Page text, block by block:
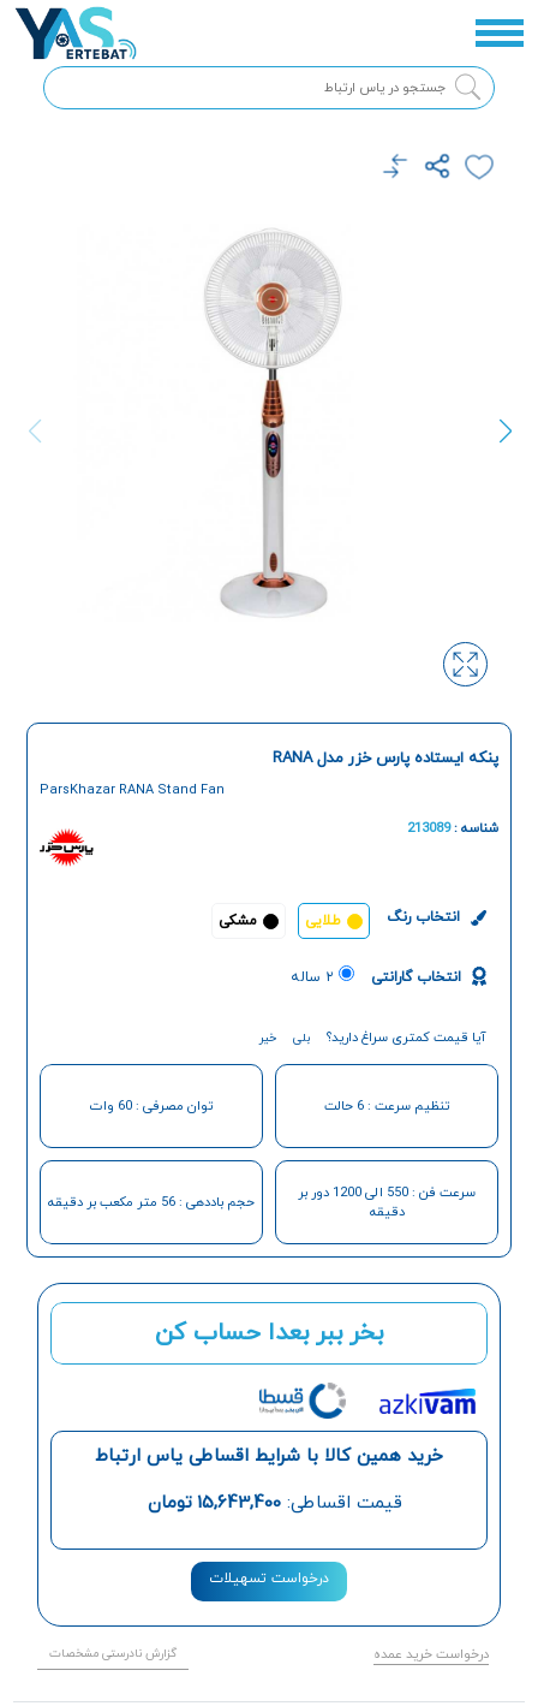
بخر ببر بعدا حساب کن
خرید همین کالا با شرایط اقساطی یاس ارتباط
قیمت اقساطی: 15,643,400 تومان
درخواست تسهیلات
درخواست خرید عمده گزارش نادرستی مشخصات
پنکه ایستاده پارس خزر مدل RANA
ParsKhazar RANA Stand Fan
شناسه :213089
انتخاب رنگ طلایی مشکی
انتخاب گارانتی ۲ ساله
آیا قیمت کمتری سراغ دارید؟ بلی خیر
تنظیم سرعت : 6 حالت توان مصرفی : 60 وات
سرعت فن : 550 الی 1200 دور بر
دقیقه
حجم باددهی : 56 متر مکعب بر دقیقه